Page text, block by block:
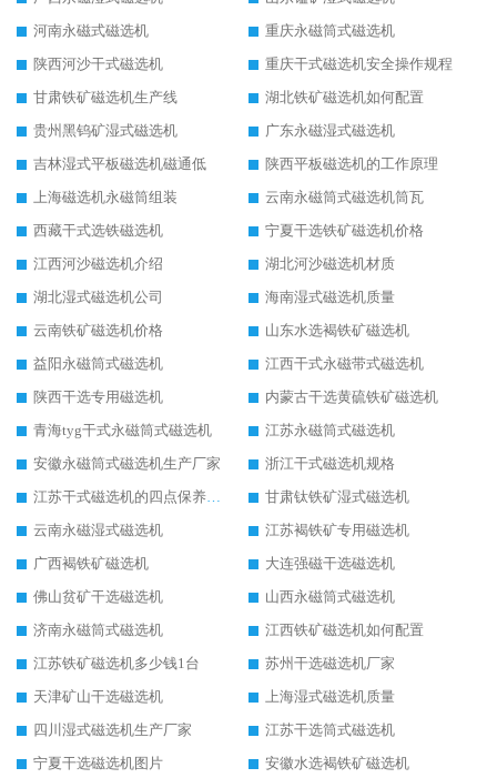
河南永磁式磁选机
重庆永磁筒式磁选机
陕西河沙干式磁选机
重庆干式磁选机安全操作规程
甘肃铁矿磁选机生产线
湖北铁矿磁选机如何配置
贵州黑钨矿湿式磁选机
广东永磁湿式磁选机
吉林湿式平板磁选机磁通低
陕西平板磁选机的工作原理
上海磁选机永磁筒组装
云南永磁筒式磁选机筒瓦
西藏干式选铁磁选机
宁夏干选铁矿磁选机价格
江西河沙磁选机介绍
湖北河沙磁选机材质
湖北湿式磁选机公司
海南湿式磁选机质量
云南铁矿磁选机价格
山东水选褐铁矿磁选机
益阳永磁筒式磁选机
江西干式永磁带式磁选机
陕西干选专用磁选机
内蒙古干选黄硫铁矿磁选机
青海tyg干式永磁筒式磁选机
江苏永磁筒式磁选机
安徽永磁筒式磁选机生产厂家
浙江干式磁选机规格
江苏干式磁选机的四点保养秘籍
甘肃钛铁矿湿式磁选机
云南永磁湿式磁选机
江苏褐铁矿专用磁选机
广西褐铁矿磁选机
大连强磁干选磁选机
佛山贫矿干选磁选机
山西永磁筒式磁选机
济南永磁筒式磁选机
江西铁矿磁选机如何配置
江苏铁矿磁选机多少钱1台
苏州干选磁选机厂家
天津矿山干选磁选机
上海湿式磁选机质量
四川湿式磁选机生产厂家
江苏干选筒式磁选机
宁夏干选磁选机图片
安徽水选褐铁矿磁选机